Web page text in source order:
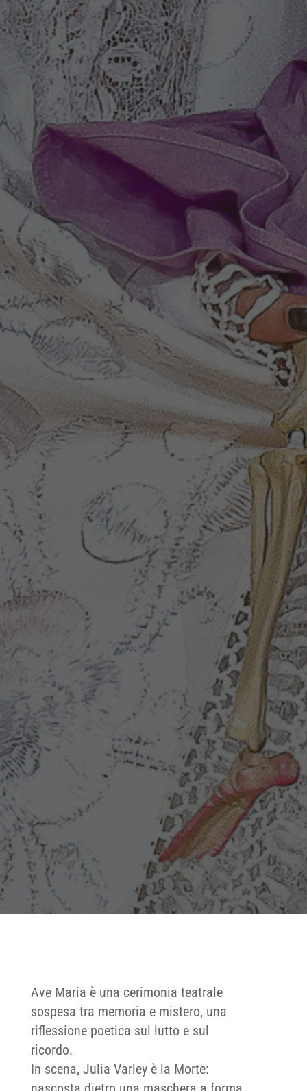
Ave Maria è una cerimonia teatrale
sospesa tra memoria e mistero, una
riflessione poetica sul lutto e sul
ricordo.
In scena, Julia Varley è la Morte: